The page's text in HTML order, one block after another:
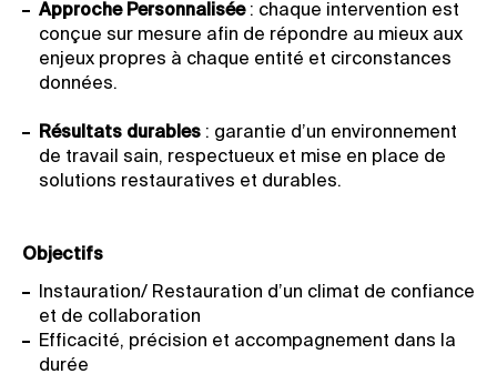
Approche Personnalisée: chaque intervention est
conçue sur mesure afin de répondre au mieux aux
enjeux propres à chaque entité et circonstances
données.
Résultats durables : garantie d’un environnement
de travail sain, respectueux et mise en place de
solutions restauratives et durables.
Objectifs
Instauration/ Restauration d’un climat de confiance
et de collaboration
Efficacité, précision et accompagnement dans la
durée